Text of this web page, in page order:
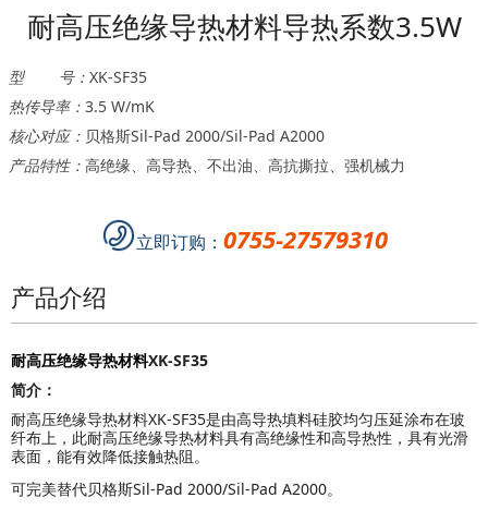
耐高压绝缘导热材料导热系数3.5W
型 号： XK-SF35
热传导率： 3.5 W/mK
核心对应： 贝格斯Sil-Pad 2000/Sil-Pad A2000
产品特性： 高绝缘、高导热、不出油、高抗撕拉、强机械力
立即订购： 0755-27579310
产品介绍
耐高压绝缘导热材料XK-SF35
简介：
耐高压绝缘导热材料XK-SF35是由高导热填料硅胶均匀压延涂布在玻
纤布上，此耐高压绝缘导热材料具有高绝缘性和高导热性，具有光滑
表面，能有效降低接触热阻。
可完美替代贝格斯Sil-Pad 2000/Sil-Pad A2000。